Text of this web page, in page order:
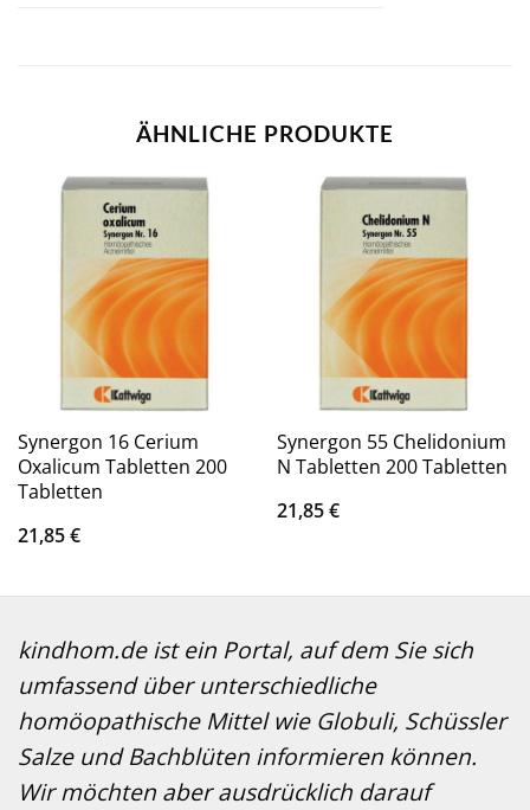
ÄHNLICHE PRODUKTE
Synergon 16 Cerium
Oxalicum Tabletten 200
Tabletten
21,85€
Synergon 55 Chelidonium
N Tabletten 200 Tabletten
21,85€
kindhom.de ist ein Portal, auf dem Sie sich
umfassend über unterschiedliche
homöopathische Mittel wie Globuli, Schüssler
Salze und Bachblüten informieren können.
Wir möchten aber ausdrücklich darauf